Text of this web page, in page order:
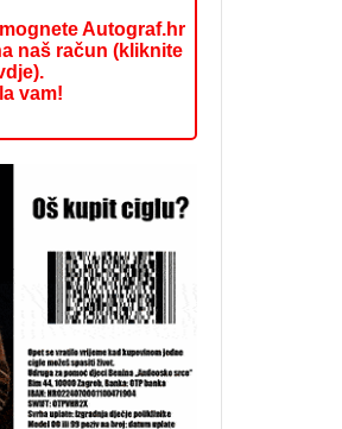
Autograf.hr
naš račun (kliknite
vam!